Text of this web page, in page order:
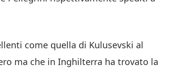
come quella di Kulusevski al
ma che in Inghilterra ha trovato la